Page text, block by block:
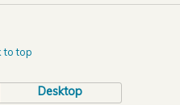
to top
Desktop